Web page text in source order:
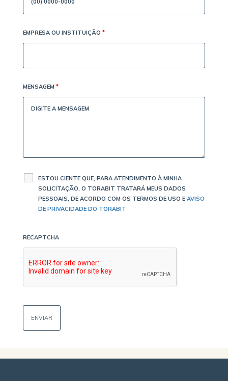
EMPRESA OU INSTITUIÇÃO *
MENSAGEM *
ESTOU CIENTE QUE, PARA ATENDIMENTO À MINHA
SOLICITAÇÃO, O TORABIT TRATARÁ MEUS DADOS
PESSOAIS, DE ACORDO COM OS TERMOS DE USO E AVISO
DE PRIVACIDADE DO TORABIT
RECAPTCHA